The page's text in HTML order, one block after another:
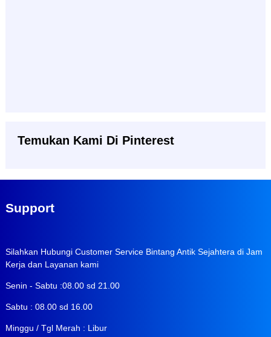
Temukan Kami Di Pinterest
Support
Silahkan Hubungi Customer Service Bintang Antik Sejahtera di Jam
Kerja dan Layanan kami
Senin - Sabtu :08.00 sd 21.00
Sabtu : 08.00 sd 16.00
Minggu / Tgl Merah : Libur